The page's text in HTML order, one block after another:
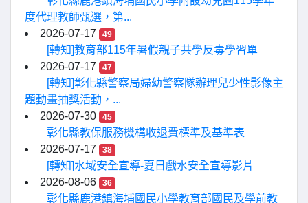
度代理教師甄選，第...
2026-07-17
49
[轉知]教育部115年暑假親子共學反毒學習單
2026-07-17
47
[轉知]彰化縣警察局婦幼警察隊辦理兒少性影像主
題動畫抽獎活動，...
2026-07-30
45
彰化縣教保服務機構收退費標準及基準表
2026-07-17
38
[轉知]水域安全宣導-夏日戲水安全宣導影片
2026-08-06
36
彰化縣鹿港鎮海埔國民小學教育部國民及學前教